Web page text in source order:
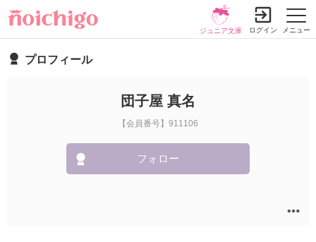
メニュー
ジュニア文庫 ログイン
プロフィール
団子屋 真名
【会員番号】911106
フォロー